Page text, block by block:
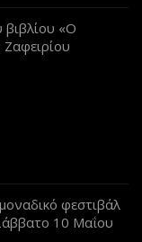
βιβλίου «Ο
φεστιβάλ
10 Μαΐου